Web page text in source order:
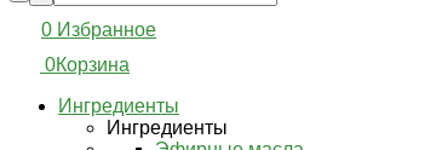
0 Избранное
0Корзина
Ингредиенты
Ингредиенты